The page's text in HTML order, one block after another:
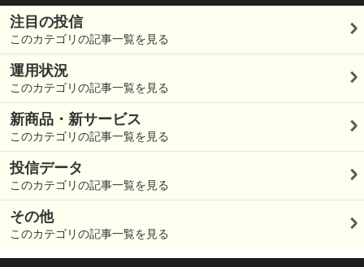
注目の投信
このカテゴリの記事一覧を見る
運用状況
このカテゴリの記事一覧を見る
新商品・新サービス
このカテゴリの記事一覧を見る
投信データ
このカテゴリの記事一覧を見る
その他
このカテゴリの記事一覧を見る